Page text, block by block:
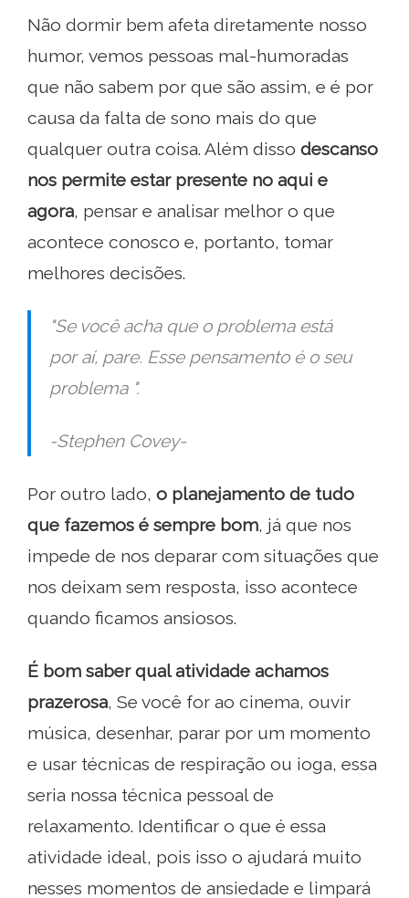
Não dormir bem afeta diretamente nosso
humor, vemos pessoas mal-humoradas
que não sabem por que são assim, e é por
causa da falta de sono mais do que
qualquer outra coisa. Além disso descanso
nos permite estar presente no aqui e
agora, pensar e analisar melhor o que
acontece conosco e, portanto, tomar
melhores decisões.
"Se você acha que o problema está
por aí, pare. Esse pensamento é o seu
problema ".
-Stephen Covey-
Por outro lado, o planejamento de tudo
que fazemos é sempre bom, já que nos
impede de nos deparar com situações que
nos deixam sem resposta, isso acontece
quando ficamos ansiosos.
É bom saber qual atividade achamos
prazerosa, Se você for ao cinema, ouvir
música, desenhar, parar por um momento
e usar técnicas de respiração ou ioga, essa
seria nossa técnica pessoal de
relaxamento. Identificar o que é essa
atividade ideal, pois isso o ajudará muito
nesses momentos de ansiedade e limpará